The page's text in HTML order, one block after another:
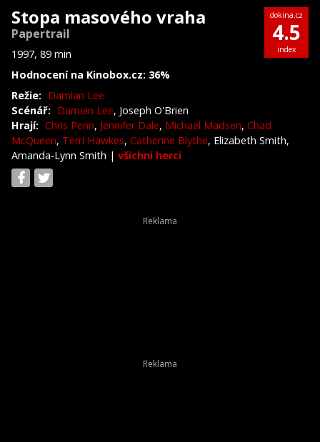
Stopa masového vraha
Papertrail
1997, 89 min
Hodnocení na Kinobox.cz: 36%
dokina.cz
4.5
index
Režie: Damian Lee
Scénář: Damian Lee, Joseph O'Brien
Hrají: Chris Penn, Jennifer Dale, Michael Madsen, Chad
McQueen, Terri Hawkes, Catherine Blythe, Elizabeth Smith,
Amanda-Lynn Smith | všichni herci